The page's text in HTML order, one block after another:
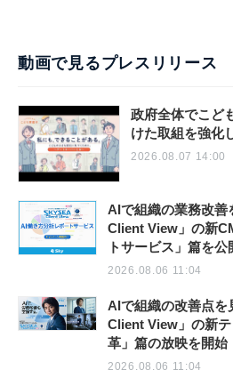
動画で見るプレスリリース
政府全体でこど
けた取組を強化
2026.08.07 14:00
AIで組織の業務改善
Client View」の新
トサービス」篇を公
2026.08.06 11:04
AIで組織の改善点を
Client View」の新
革」篇の放映を開始
2026.08.06 11:04